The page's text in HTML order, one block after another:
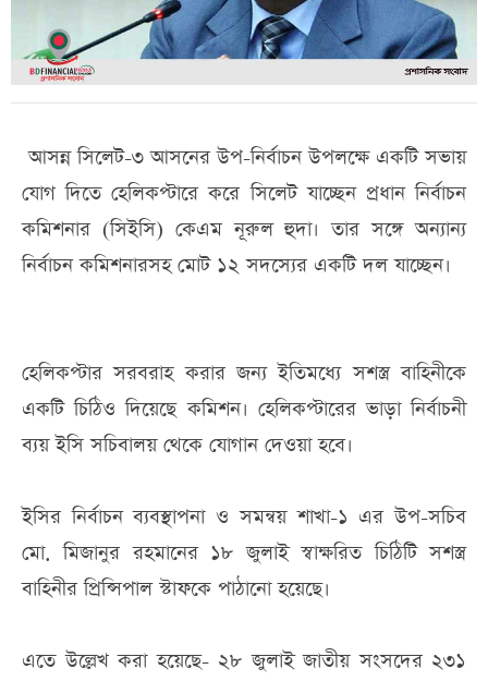
আসন্ন সিলেট-৩ আসনের উপ-নির্বাচন উপলক্ষে একটি সভায়
যোগ দিতে হেলিকপ্টারে করে সিলেট যাচ্ছেন প্রধান নির্বাচন
কমিশনার (সিইসি) কেএম নূরুল হুদা। তার সঙ্গে অন্যান্য
নির্বাচন কমিশনারসহ মোট ১২ সদস্যের একটি দল যাচ্ছেন।
হেলিকপ্টার সরবরাহ করার জন্য ইতিমধ্যে সশস্ত্র বাহিনীকে
একটি চিঠিও দিয়েছে কমিশন। হেলিকপ্টারের ভাড়া নির্বাচনী
ব্যয় ইসি সচিবালয় থেকে যোগান দেওয়া হবে।
ইসির নির্বাচন ব্যবস্থাপনা ও সমন্বয় শাখা-১ এর উপ-সচিব
মো. মিজানুর রহমানের ১৮ জুলাই স্বাক্ষরিত চিঠিটি সশস্ত্র
বাহিনীর প্রিন্সিপাল স্টাফকে পাঠানো হয়েছে।
এতে উল্লেখ করা হয়েছে- ২৮ জুলাই জাতীয় সংসদের ২৩১